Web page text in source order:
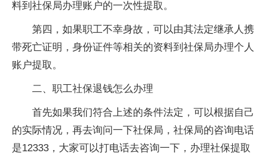
料到社保局办理账户的一次性提取。
第四，如果职工不幸身故，可以由其法定继承人携
带死亡证明，身份证件等相关的资料到社保局办理个人
账户提取。
二、职工社保退钱怎么办理
首先如果我们符合上述的条件法定，可以根据自己
的实际情况，再去询问一下社保局，社保局的咨询电话
是12333，大家可以打电话去咨询一下，办理社保提取